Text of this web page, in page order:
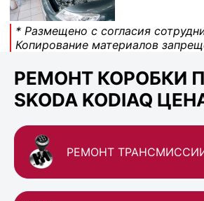
* Размещено с согласия
Копирование материалов
РЕМОНТ КОРОБКИ
SKODA KODIAQ
РЕМОНТ